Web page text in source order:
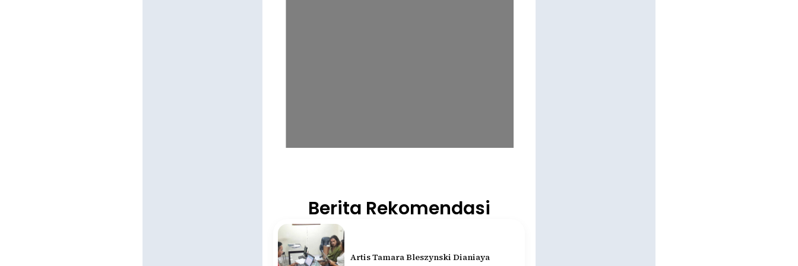
Berita Rekomendasi
Artis Tamara Bleszynski Dianiaya